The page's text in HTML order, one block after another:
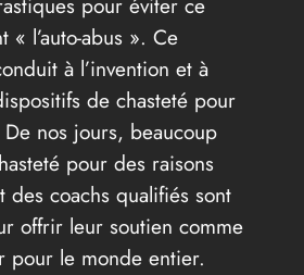
« l’auto-abus ». Ce
à l’invention et à
de chasteté pour
nos jours, beaucoup
pour des raisons
des coachs qualifiés sont
offrir leur soutien comme
pour le monde entier.